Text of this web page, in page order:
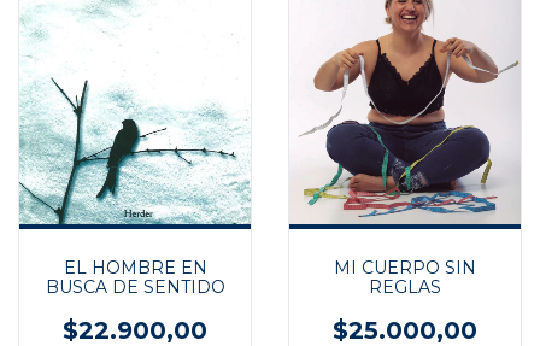
EL HOMBRE EN
BUSCA DE SENTIDO
$22.900,00
MI CUERPO SIN
REGLAS
$25.000,00